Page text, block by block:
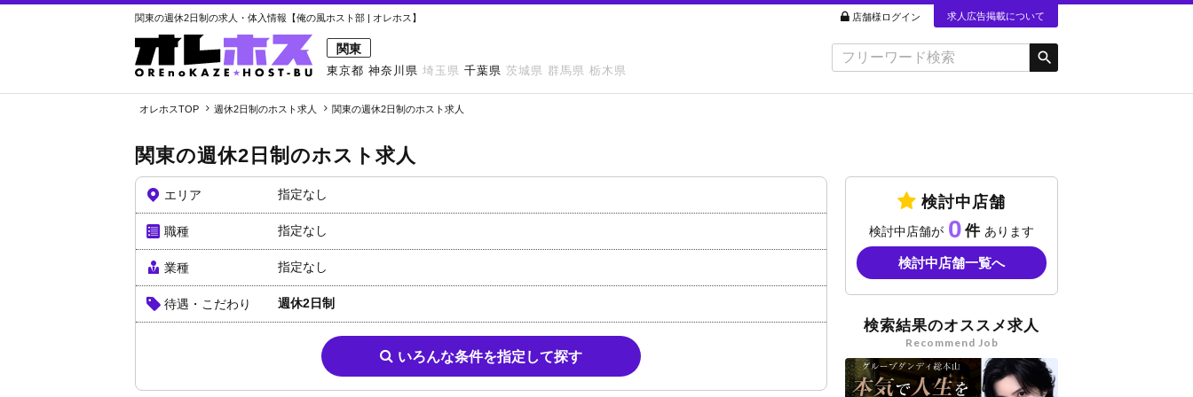
関東の週休2日制の求人・体入情報【俺の風ホスト部 | オレホス】 店舗様ログイン 求人広告掲載について
関東
東京都 神奈川県 埼玉県 千葉県 茨城県 群馬県 栃木県
オレホスTOP 週休2日制のホスト求人 関東の週休2日制のホスト求人
関東の週休2日制のホスト求人
エリア 指定なし
職種 指定なし
業種 指定なし
待遇・こだわり 週休2日制
いろんな条件を指定して探す
検討中店舗
検討中店舗が 0 あります
検討中店舗一覧へ
検索結果のオススメ求人